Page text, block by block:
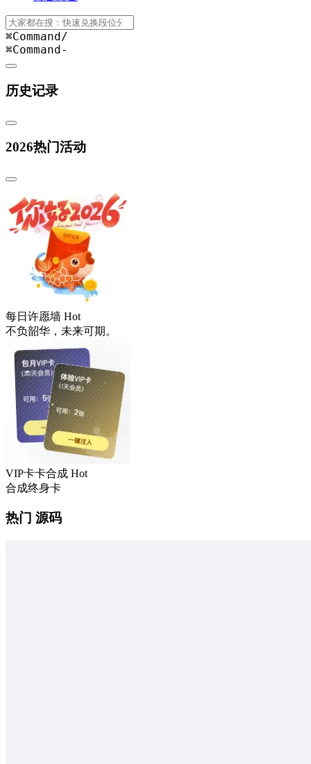
⌘Command /
⌘Command -
历史记录
2026热门活动
每日许愿墙 Hot
不负韶华，未来可期。
VIP卡卡合成 Hot
合成终身卡
热门 源码